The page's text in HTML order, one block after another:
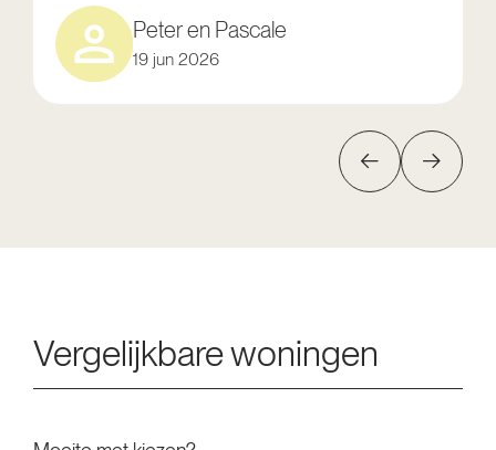
Peter en Pascale
19 jun 2026
Vergelijkbare woningen